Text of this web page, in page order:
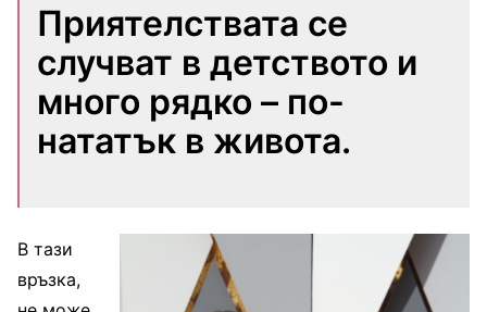
Приятелствата се
случват в детството и
много рядко – по-
нататък в живота.
В тази
връзка,